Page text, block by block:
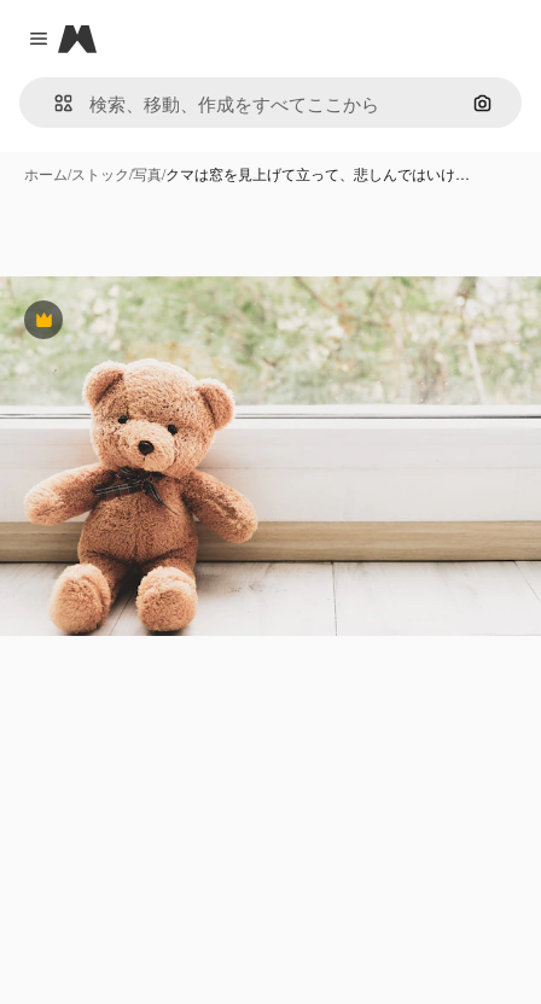
Close menu
Magnific
画像で
ホーム/ストック/写真/クマは窓を見上げて立って、悲しんではいけ…
Premium